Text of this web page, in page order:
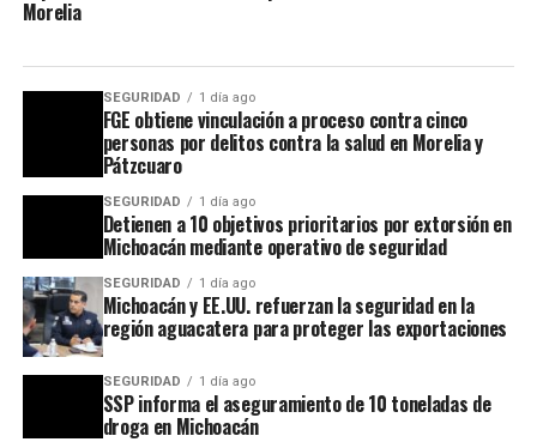
Morelia
SEGURIDAD 1 día ago
FGE obtiene vinculación a proceso contra cinco
personas por delitos contra la salud en Morelia y
Pátzcuaro
SEGURIDAD 1 día ago
Detienen a 10 objetivos prioritarios por extorsión en
Michoacán mediante operativo de seguridad
SEGURIDAD 1 día ago
Michoacán y EE.UU. refuerzan la seguridad en la
región aguacatera para proteger las exportaciones
SEGURIDAD 1 día ago
SSP informa el aseguramiento de 10 toneladas de
droga en Michoacán